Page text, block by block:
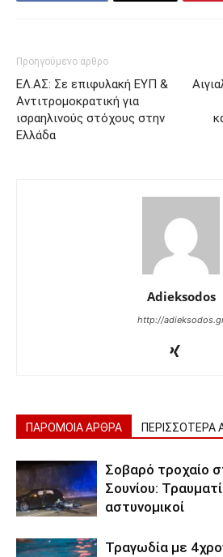
Προηγούμενο άρθρο
ΕΛ.ΑΣ: Σε επιφυλακή ΕΥΠ &
Αντιτρομοκρατική για
ισραηλινούς στόχους στην
Ελλάδα
Adieksodos
http://
ΠΑΡΟΜΟΙΑ ΑΡΘΡΑ ΠΕΡΙΣΣΟΤΕΡΑ
Σοβαρό τροχαίο
Σουνίου:
αστυνομικοί
Τραγωδία με